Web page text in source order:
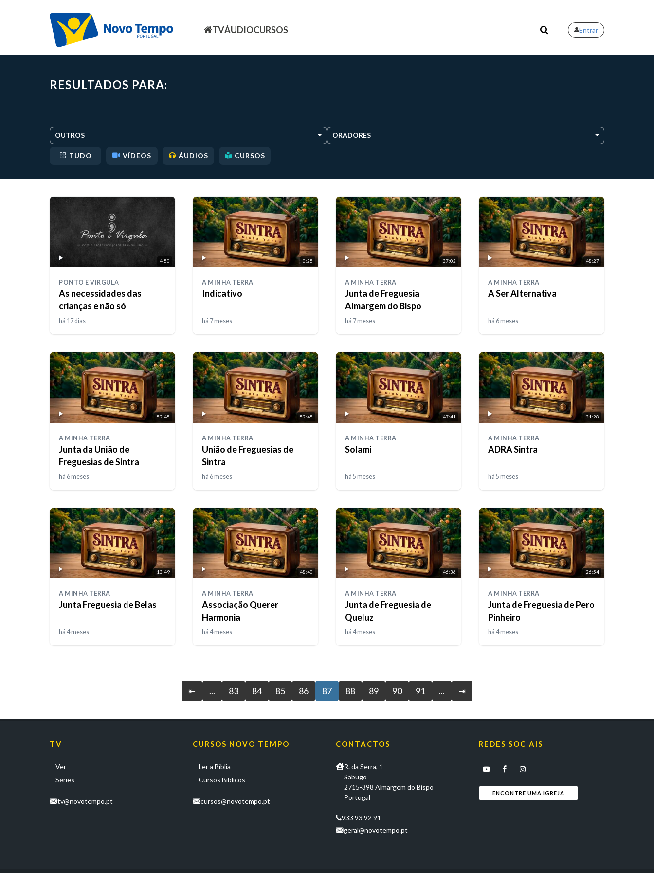
TVÁUDIOCURSOS Entrar
RESULTADOS PARA:
OUTROS ORADORES
TUDO VÍDEOS ÁUDIOS CURSOS
4:50
PONTO E VIRGULA
As necessidades das
crianças e não só
há 17 dias
0:25
A MINHA TERRA
Indicativo
há 7 meses
37:02
A MINHA TERRA
Junta de Freguesia
Almargem do Bispo
há 7 meses
48:27
A MINHA TERRA
A Ser Alternativa
há 6 meses
52:45
A MINHA TERRA
Junta da União de
Freguesias de Sintra
há 6 meses
52:45
A MINHA TERRA
União de Freguesias de
Sintra
há 6 meses
47:41
A MINHA TERRA
Solami
há 5 meses
31:28
A MINHA TERRA
ADRA Sintra
há 5 meses
13:49
A MINHA TERRA
Junta Freguesia de Belas
há 4 meses
48:40
A MINHA TERRA
Associação Querer
Harmonia
há 4 meses
46:36
A MINHA TERRA
Junta de Freguesia de
Queluz
há 4 meses
26:54
A MINHA TERRA
Junta de Freguesia de Pero
Pinheiro
há 4 meses
⇤ ... 83 84 85 86 87 88 89 90 91 ... ⇥
TV
Ver
Séries
tv@novotempo.pt
CURSOS NOVO TEMPO
Ler a Bíblia
Cursos Bíblicos
cursos@novotempo.pt
CONTACTOS
R. da Serra, 1
Sabugo
2715-398 Almargem do Bispo
Portugal
933 93 92 91
geral@novotempo.pt
REDES SOCIAIS
ENCONTRE UMA IGREJA